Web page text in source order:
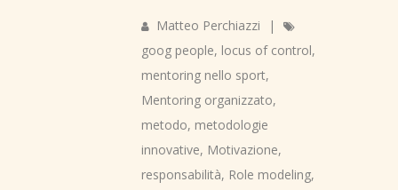
Matteo Perchiazzi
|
goog people, locus of control,
mentoring nello sport,
Mentoring organizzato,
metodo, metodologie
innovative, Motivazione,
responsabilità, Role modeling,